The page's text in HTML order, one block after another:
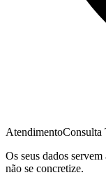
AtendimentoConsulta
Os seus dados
não se concretize.